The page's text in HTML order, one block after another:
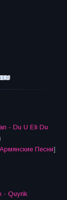
- Du U Eli Du
Армянские Песни]
- Quyrik